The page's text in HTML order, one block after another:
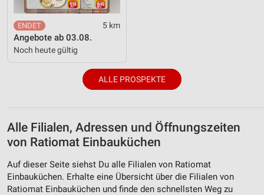
5 km
Angebote ab 03.08.
Noch heute gültig
ALLE PROSPEKTE
Alle Filialen, Adressen und Öffnungszeiten
von Ratiomat Einbauküchen
Auf dieser Seite siehst Du alle Filialen von Ratiomat
Einbauküchen. Erhalte eine Übersicht über die Filialen von
Ratiomat Einbauküchen und finde den schnellsten Weg zu